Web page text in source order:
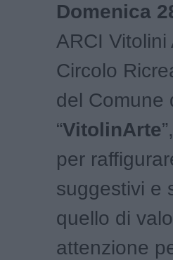
Domenica
ARCI
Circolo
del Comune
“VitolinArte
per
suggestivi e
quello di
attenzione